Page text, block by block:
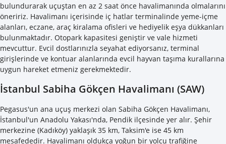
bulundurarak uçuştan en az 2 saat önce havalimanında olmalarını
öneririz. Havalimanı içerisinde iç hatlar terminalinde yeme-içme
alanları, eczane, araç kiralama ofisleri ve hediyelik eşya dükkanları
bulunmaktadır. Otopark kapasitesi geniştir ve vale hizmeti
mevcuttur. Evcil dostlarınızla seyahat ediyorsanız, terminal
girişlerinde ve kontuar alanlarında evcil hayvan taşıma kurallarına
uygun hareket etmeniz gerekmektedir.
İstanbul Sabiha Gökçen Havalimanı (SAW)
Pegasus'un ana uçuş merkezi olan Sabiha Gökçen Havalimanı,
İstanbul'un Anadolu Yakası'nda, Pendik ilçesinde yer alır. Şehir
merkezine (Kadıköy) yaklaşık 35 km, Taksim'e ise 45 km
mesafededir. Havalimanı oldukça yoğun bir yolcu trafiğine